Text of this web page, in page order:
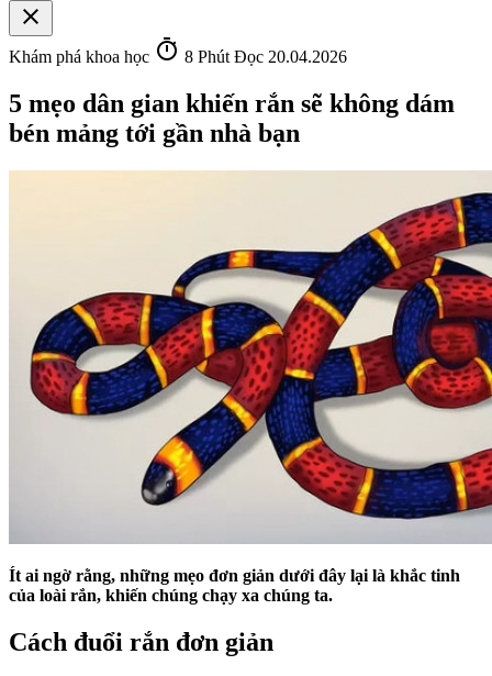
close
Khám phá khoa học timer 8 Phút Đọc 20.04.2026
5 mẹo dân gian khiến rắn sẽ không dám
bén mảng tới gần nhà bạn
Ít ai ngờ rằng, những mẹo đơn giản dưới đây lại là khắc tinh
của loài rắn, khiến chúng chạy xa chúng ta.
Cách đuổi rắn đơn giản